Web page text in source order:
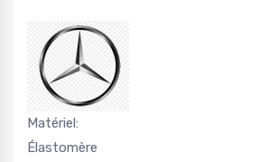
Matériel:
Élastomère